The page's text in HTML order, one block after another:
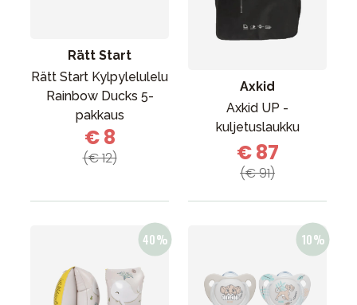
Rätt Start
Rätt Start Kylpylelulelu
Rainbow Ducks 5-
pakkaus
€ 8
(€ 12)
Axkid
Axkid UP -
kuljetuslaukku
€ 87
(€ 91)